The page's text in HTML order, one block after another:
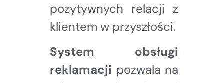
pozytywnych relacji z
klientem w przyszłości.
System obsługi
reklamacji pozwala na